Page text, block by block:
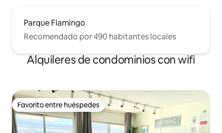
Parque Flamingo
Recomendado por 490 habitantes locales
Alquileres de condominios con wifi
Favorito entre huéspedes
Favorito entre huéspedes